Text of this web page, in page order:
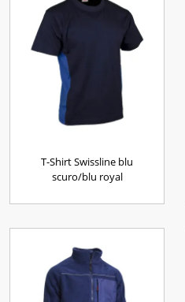
T-Shirt Swissline blu
scuro/blu royal